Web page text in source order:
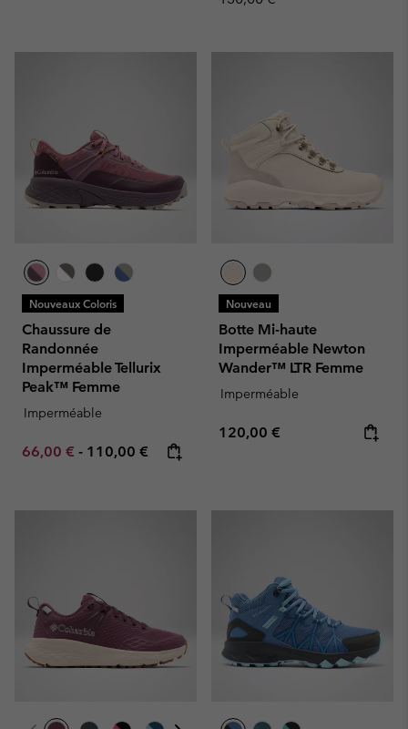
Nouveaux Coloris
Chaussure de
Randonnée
Imperméable Tellurix
Peak™ Femme
Imperméable
Minimum sale price:
66,00 € - Maximum price:
110,00 €
Nouveau
Botte Mi-haute
Imperméable Newton
Wander™ LTR Femme
Imperméable
Regular price:
120,00 €